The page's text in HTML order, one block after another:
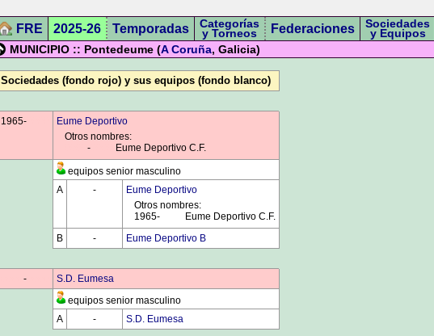
FRE 2025-26 Temporadas Categorías
y Torneos Federaciones Sociedades
y Equipos
MUNICIPIO :: Pontedeume (A Coruña, Galicia)
Sociedades (fondo rojo) y sus equipos (fondo blanco)
1965-
Eume Deportivo
Otros nombres:
- Eume Deportivo C.F.
equipos senior masculino
A
-
Eume Deportivo
Otros nombres:
1965-
Eume Deportivo C.F.
B
- Eume Deportivo B
-
S.D. Eumesa
equipos senior masculino
A
- S.D. Eumesa